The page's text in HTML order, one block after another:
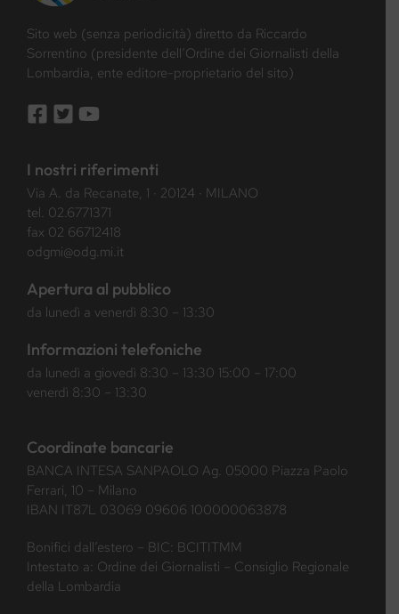
Sito web (senza periodicità) diretto da Riccardo
Sorrentino (presidente dell’Ordine dei Giornalisti della
Lombardia, ente editore-proprietario del sito)
I nostri riferimenti
Via A. da Recanate, 1 · 20124 · MILANO
tel. 02.6771371
fax 02 66712418
odgmi@odg.mi.it
Apertura al pubblico
da lunedì a venerdì 8:30 – 13:30
Informazioni telefoniche
da lunedì a giovedì 8:30 – 13:30 15:00 – 17:00
venerdì 8:30 – 13:30
Coordinate bancarie
BANCA INTESA SANPAOLO Ag. 05000 Piazza Paolo
Ferrari, 10 – Milano
IBAN IT87L 03069 09606 100000063878
Bonifici dall’estero – BIC: BCITITMM
Intestato a: Ordine dei Giornalisti – Consiglio Regionale
della Lombardia